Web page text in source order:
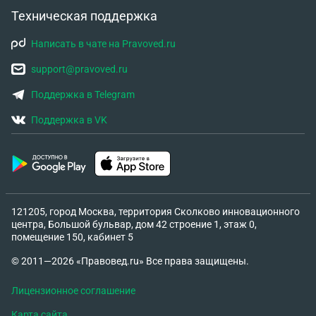
направим дело в суд. У Вас остались вопросы?
Звоните: 8(495)788-09-99 доб.600223 Миронова
они мне прислали. Цены на запчасти не
завышены, но суммы у меня такой нет. Есть ли
долга, т.к. я н могу его погасить разово. Был ли
хотелось бы, тем более осознавая, что шансы у
меня минимальны там, а ареста имущества я не
хочу, мне машина по работе просто необходима.
Техническая поддержка
Написать в чате на Pravoved.ru
support@pravoved.ru
Поддержка в Telegram
Поддержка в VK
121205, город Москва, территория Сколково инновационного
центра, Большой бульвар, дом 42 строение 1, этаж 0,
помещение 150, кабинет 5
© 2011—2026 «Правовед.ru» Все права защищены.
Лицензионное соглашение